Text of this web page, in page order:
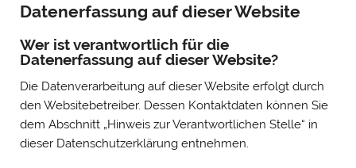
Datenerfassung auf dieser Website
Wer ist verantwortlich für die
Datenerfassung auf dieser Website?
Die Datenverarbeitung auf dieser Website erfolgt durch
den Websitebetreiber. Dessen Kontaktdaten können Sie
dem Abschnitt „Hinweis zur Verantwortlichen Stelle“ in
dieser Datenschutzerklärung entnehmen.